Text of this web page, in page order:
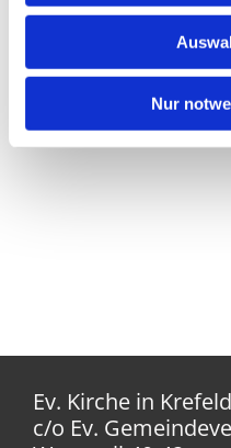
Nur
Ev. Kirche in Krefeld
c/o Ev.